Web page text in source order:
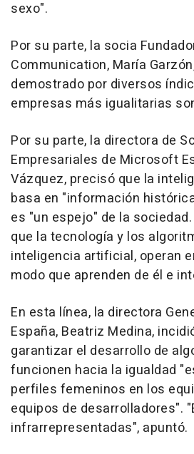
sexo".
Por su parte, la socia
Communication, María
demostrado por diversos
empresas más igualitarias
Por su parte, la directora de
Empresariales de Microsoft
Vázquez, precisó que la
basa en "información
es "un espejo" de la
que la tecnología y los
inteligencia artificial, operan
modo que aprenden de él e
En esta línea, la directora
España, Beatriz Medina,
garantizar el desarrollo de
funcionen hacia la igualdad
perfiles femeninos en los
equipos de desarrolladores".
infrarrepresentadas", apuntó.